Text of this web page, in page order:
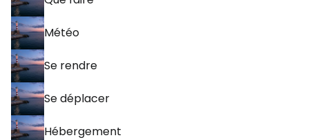
Météo
Se rendre
Se déplacer
Hébergement